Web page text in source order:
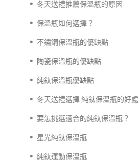
冬天送禮推薦保溫瓶的原因
保溫瓶如何選擇？
不鏽鋼保溫瓶的優缺點
陶瓷保溫瓶的優缺點
純鈦保溫瓶優缺點
冬天送禮選擇 純鈦保溫瓶的好處
要怎挑選適合的純鈦保溫瓶？
星光純鈦保溫瓶
純鈦運動保溫瓶